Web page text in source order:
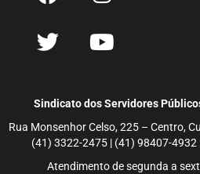
Sindicato dos Servidores
Rua Monsenhor Celso, 225 – Centro,
(41) 3322-2475 | (41) 98407-
Atendimento de segunda a